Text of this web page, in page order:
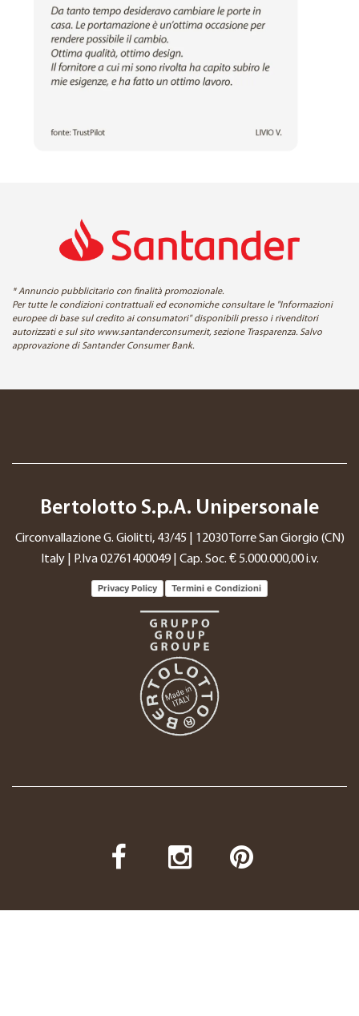
* Annuncio pubblicitario con finalità promozionale.
Per tutte le condizioni contrattuali ed economiche consultare le "Informazioni
europee di base sul credito ai consumatori" disponibili presso i rivenditori
autorizzati e sul sito www.santanderconsumer.it, sezione Trasparenza. Salvo
approvazione di Santander Consumer Bank.
Bertolotto S.p.A. Unipersonale
Circonvallazione G. Giolitti, 43/45 | 12030 Torre San Giorgio (CN)
Italy | P.Iva 02761400049 | Cap. Soc. € 5.000.000,00 i.v.
Privacy Policy Termini e Condizioni